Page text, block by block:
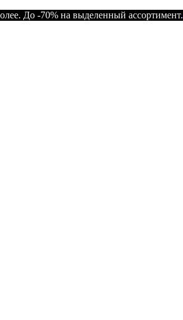
До -70% на выделенный ассортимент.